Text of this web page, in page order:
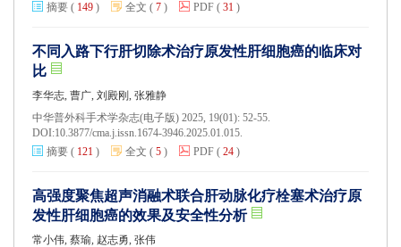
摘要 ( 149 ) 全文 ( 7 ) PDF ( 31 )
不同入路下行肝切除术治疗原发性肝细胞癌的临床对
比
李华志, 曹广, 刘殿刚, 张雅静
中华普外科手术学杂志(电子版) 2025, 19(01): 52-55.
DOI:10.3877/cma.j.issn.1674-3946.2025.01.015.
摘要 ( 121 ) 全文 ( 5 ) PDF ( 24 )
高强度聚焦超声消融术联合肝动脉化疗栓塞术治疗原
发性肝细胞癌的效果及安全性分析
常小伟, 蔡瑜, 赵志勇, 张伟